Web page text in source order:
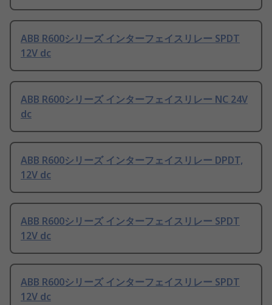
ABB R600シリーズ インターフェイスリレー SPDT
12V dc
ABB R600シリーズ インターフェイスリレー NC 24V
dc
ABB R600シリーズ インターフェイスリレー DPDT,
12V dc
ABB R600シリーズ インターフェイスリレー SPDT
12V dc
ABB R600シリーズ インターフェイスリレー SPDT
12V dc